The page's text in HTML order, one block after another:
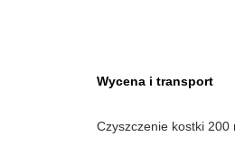
Wycena i transport
Czyszczenie kostki 200